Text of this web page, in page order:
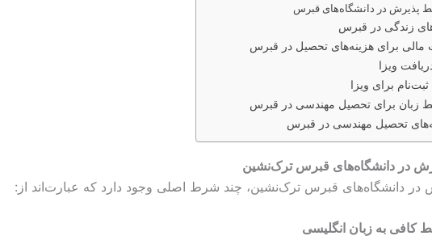
پذیرش در دانشگاه‌های قبرس
زندگی در قبرس
مالی برای هزینه‌های تحصیل در قبرس
ویزا
برای ویزا
زبان برای تحصیل مهندسی در قبرس
تحصیل مهندسی در قبرس
در دانشگاه‌های قبرس ترک‌نشین
در دانشگاه‌های قبرس ترک‌نشین، چند شرط اصلی وجود دارد که عبارت‌اند از:
کافی به زبان انگلیسی